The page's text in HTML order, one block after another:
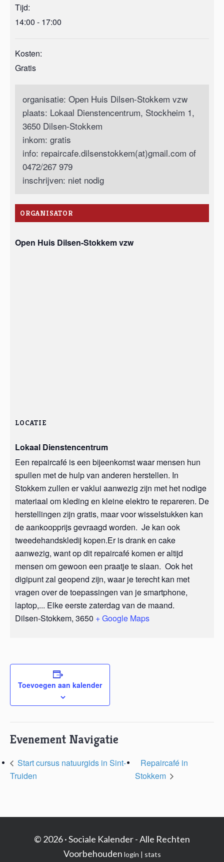
Tijd:
14:00 - 17:00
Kosten:
Gratis
organisatie: Open Huis Dilsen-Stokkem vzw
plaats: Lokaal Dienstencentrum, Stockheim 1,
3650 Dilsen-Stokkem
inkom: gratis
info: repaircafe.dilsenstokkem(at)gmail.com of
0472/267 979
inschrijven: niet nodig
ORGANISATOR
Open Huis Dilsen-Stokkem vzw
LOCATIE
Lokaal Dienstencentrum
Een repaircafé is een bijeenkomst waar mensen hun
spullen met de hulp van anderen herstellen. In
Stokkem zullen er vaklui aanwezig zijn met het nodige
materiaal om kleding en kleine elektro te repareren. De
herstellingen zijn gratis, maar voor wisselstukken kan
de aankoopprijs gevraagd worden. Je kan ook
tweedehandskledij kopen.Er is drank en cake
aanwezig, want op dit repaircafé komen er altijd
mensen om gewoon een praatje te slaan. Ook het
digipunt zal geopend zijn, waar je terecht kan met
vragen over de toepassingen van je smartphone,
laptop,... Elke eerste zaterdag van de maand.
Dilsen-Stokkem, 3650 + Google Maps
Toevoegen aan kalender
Evenement Navigatie
Start cursus natuurgids in Sint-
Truiden
Repaircafé in
Stokkem
© 2026 · Sociale Kalender - Alle Rechten
Voorbehouden login | stats